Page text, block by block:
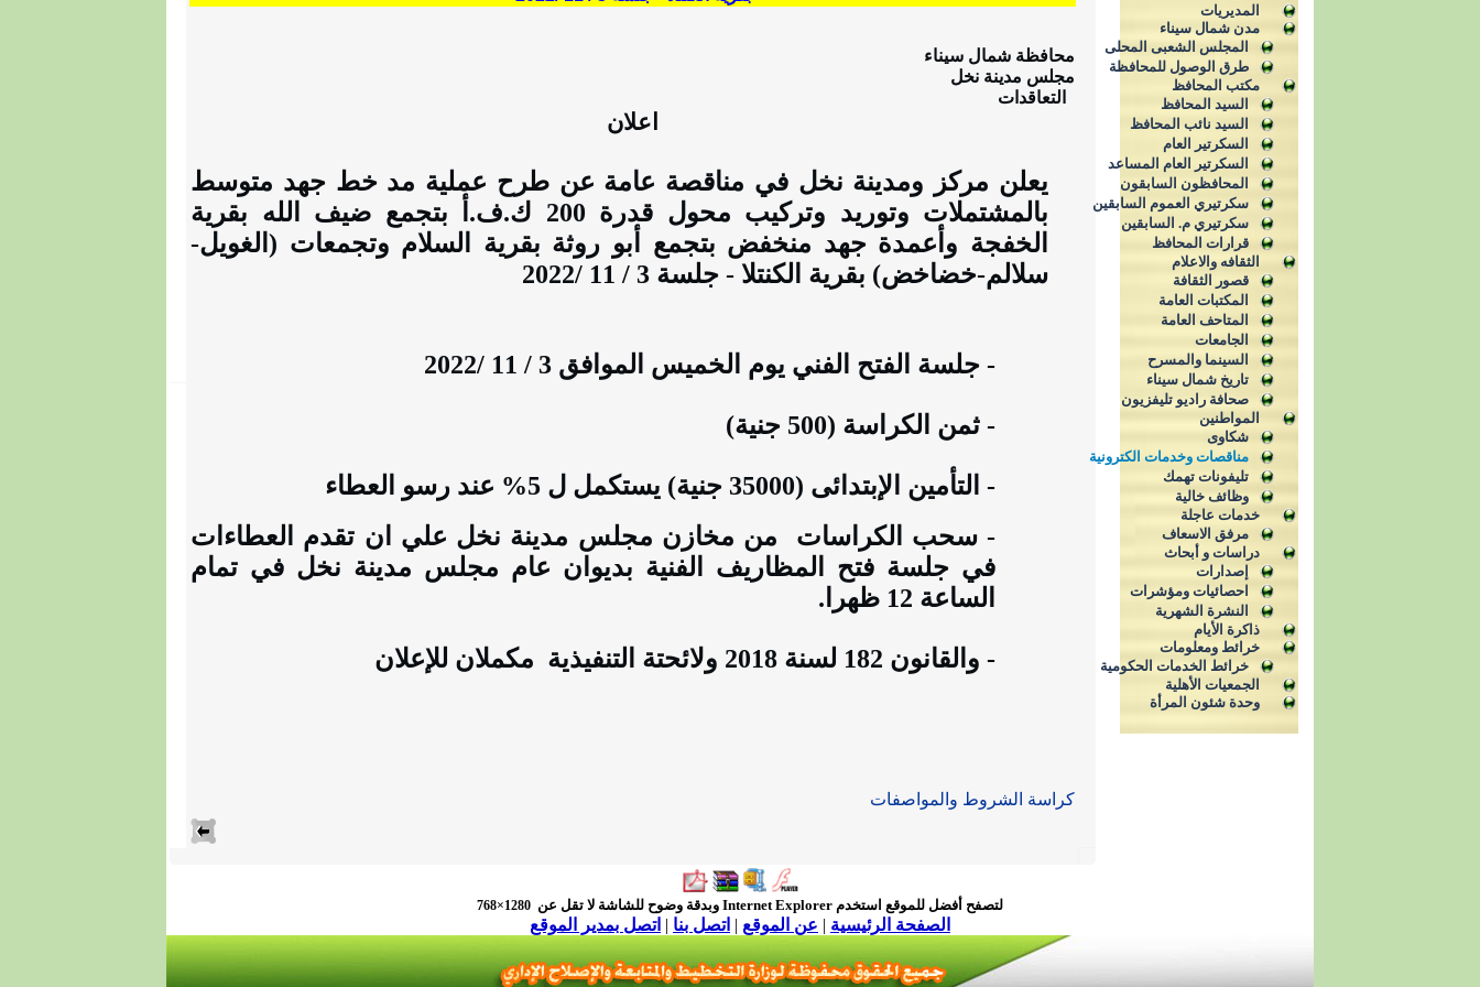
المديريات
مدن شمال سيناء
المجلس الشعبى المحلى
طرق الوصول للمحافظة
مكتب المحافظ
السيد المحافظ
السيد نائب المحافظ
السكرتير العام
السكرتير العام المساعد
المحافظون السابقون
سكرتيري العموم السابقين
سكرتيري م. السابقين
قرارات المحافظ
الثقافه والاعلام
قصور الثقافة
المكتبات العامة
المتاحف العامة
الجامعات
السينما والمسرح
تاريخ شمال سيناء
صحافة راديو تليفزيون
المواطنين
شكاوى
مناقصات وخدمات الكترونية
تليفونات تهمك
وظائف خالية
خدمات عاجلة
مرفق الاسعاف
دراسات و أبحاث
إصدارات
احصائيات ومؤشرات
النشرة الشهرية
ذاكرة الأيام
خرائط ومعلومات
خرائط الخدمات الحكومية
الجمعيات الأهلية
وحدة شئون المرأة
محافظة شمال سيناء
مجلس مدينة نخل
التعاقدات
اعلان
يعلن مركز ومدينة نخل في مناقصة عامة عن طرح عملية مد خط جهد متوسط
بالمشتملات وتوريد وتركيب محول قدرة 200 ك.ف.أ بتجمع ضيف الله بقرية
الخفجة وأعمدة جهد منخفض بتجمع أبو روثة بقرية السلام وتجمعات (الغويل-
سلالم-خضاخض) بقرية الكنتلا - جلسة 3 / 11 /2022
- جلسة الفتح الفني يوم الخميس الموافق 3 / 11 /2022
- ثمن الكراسة (500 جنية )
- التأمين الإبتدائى (35000 جنية
) يستكمل ل 5% عند رسو العطاء
- سحب الكراسات
من مخازن مجلس مدينة نخل علي ان تقدم العطاءات
في جلسة فتح المظاريف الفنية بديوان عام مجلس مدينة نخل في تمام
الساعة 12 ظهرا.
- والقانون 182 لسنة 2018 ولائحتة التنفيذية مكملان للإعلان
كراسة الشروط والمواصفات
لتصفح أفضل للموقع استخدم Internet Explorer وبدقة وضوح للشاشة لا تقل عن 1280×768
الصفحة الرئيسية | عن الموقع | اتصل بنا | اتصل بمدير الموقع